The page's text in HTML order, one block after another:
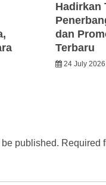
Hadirkan
dan
Terbaru
24 July 2026
published. Required